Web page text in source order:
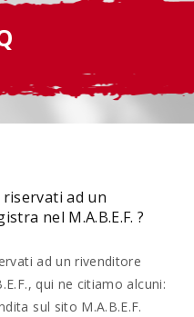
ad un
nel M.A.B.E.F. ?
ad un rivenditore
qui ne citiamo alcuni:
sul sito M.A.B.E.F.